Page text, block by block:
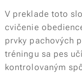
V preklade toto
cvičenie
prvky pachových
tréningu sa pes
kontrolovaným